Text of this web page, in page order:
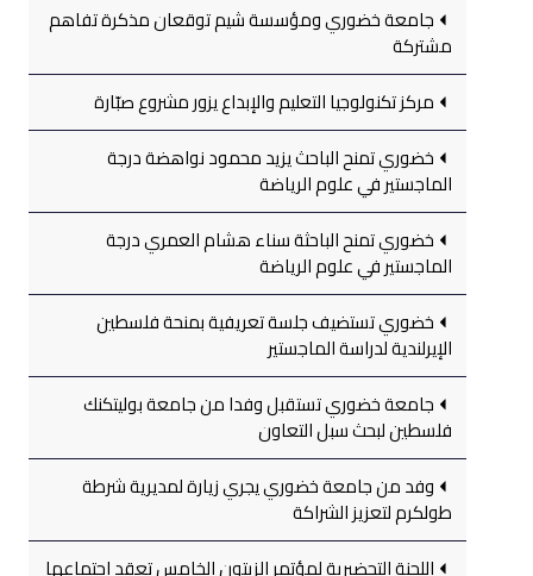
جامعة خضوري ومؤسسة شيم توقعان مذكرة تفاهم
مشتركة
مركز تكنولوجيا التعليم والإبداع يزور مشروع صبّارة
خضوري تمنح الباحث يزيد محمود نواهضة درجة
الماجستير في علوم الرياضة
خضوري تمنح الباحثة سناء هشام العمري درجة
الماجستير في علوم الرياضة
خضوري تستضيف جلسة تعريفية بمنحة فلسطين
الإيرلندية لدراسة الماجستير
جامعة خضوري تستقبل وفدا من جامعة بوليتكنك
فلسطين لبحث سبل التعاون
وفد من جامعة خضوري يجري زيارة لمديرية شرطة
طولكرم لتعزيز الشراكة
اللجنة التحضيرية لمؤتمر الزيتون الخامس تعقد اجتماعها